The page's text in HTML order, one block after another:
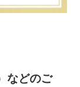
などのご